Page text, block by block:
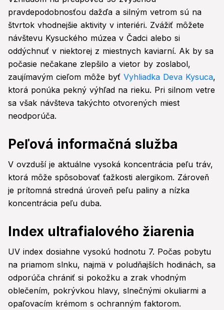
pravdepodobnosťou dažďa a silným vetrom sú na
štvrtok vhodnejšie aktivity v interiéri. Zvážiť môžete
návštevu Kysuckého múzea v Čadci alebo si
oddýchnuť v niektorej z miestnych kaviarní. Ak by sa
počasie nečakane zlepšilo a vietor by zoslabol,
zaujímavým cieľom môže byť Vyhliadka Deva Kysuca,
ktorá ponúka pekný výhľad na rieku. Pri silnom vetre
sa však návšteva takýchto otvorených miest
neodporúča.
Peľová informačná služba
V ovzduší je aktuálne vysoká koncentrácia peľu tráv,
ktorá môže spôsobovať ťažkosti alergikom. Zároveň
je prítomná stredná úroveň peľu paliny a nízka
koncentrácia peľu duba.
Index ultrafialového žiarenia
UV index dosiahne vysokú hodnotu 7. Počas pobytu
na priamom slnku, najmä v poludňajších hodinách, sa
odporúča chrániť si pokožku a zrak vhodným
oblečením, pokrývkou hlavy, slnečnými okuliarmi a
opaľovacím krémom s ochranným faktorom.